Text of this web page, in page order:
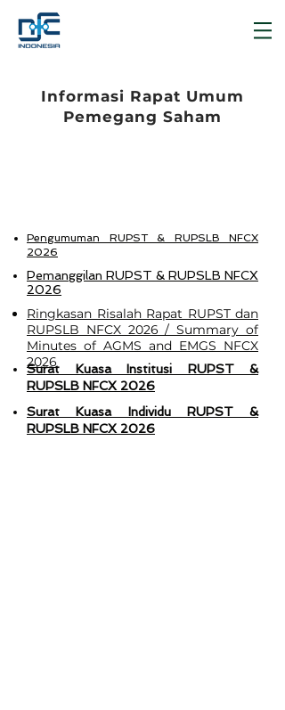
Informasi Rapat Umum
Pemegang Saham
Pengumuman RUPST & RUPSLB NFCX
2026
Pemanggilan RUPST & RUPSLB NFCX
2026
Ringkasan Risalah Rapat RUPST dan
RUPSLB NFCX 2026 / Summary of
Minutes of AGMS and EMGS NFCX
2026
Surat Kuasa Institusi RUPST &
RUPSLB NFCX 2026
Surat Kuasa Individu RUPST &
RUPSLB NFCX 2026